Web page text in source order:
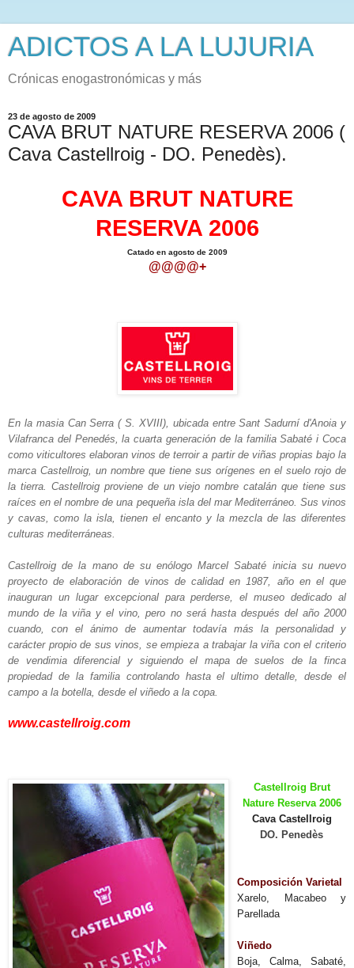
ADICTOS A LA LUJURIA
Crónicas enogastronómicas y más
23 de agosto de 2009
CAVA BRUT NATURE RESERVA 2006 (
Cava Castellroig - DO. Penedès).
CAVA BRUT NATURE
RESERVA 2006
Catado en agosto de 2009
@@@@+
En la masia Can Serra ( S. XVIII), ubicada entre Sant Sadurní d'Anoia y
Vilafranca del Penedés, la cuarta generación de la familia Sabaté i Coca
como viticultores elaboran vinos de terroir a partir de viñas propias bajo la
marca Castellroig, un nombre que tiene sus orígenes en el suelo rojo de
la tierra. Castellroig proviene de un viejo nombre catalán que tiene sus
raíces en el nombre de una pequeña isla del mar Mediterráneo. Sus vinos
y cavas, como la isla, tienen el encanto y la mezcla de las diferentes
culturas mediterráneas.
Castellroig de la mano de su enólogo Marcel Sabaté inicia su nuevo
proyecto de elaboración de vinos de calidad en 1987, año en el que
inauguran un lugar excepcional para perderse, el museo dedicado al
mundo de la viña y el vino, pero no será hasta después del año 2000
cuando, con el ánimo de aumentar todavía más la personalidad y
carácter propio de sus vinos, se empieza a trabajar la viña con el criterio
de vendimia diferencial y siguiendo el mapa de suelos de la finca
propiedad de la familia controlando hasta el ultimo detalle, desde el
campo a la botella, desde el viñedo a la copa.
www.castellroig.com
Castellroig Brut
Nature Reserva 2006
Cava Castellroig
DO. Penedès
Composición Varietal
Xarelo, Macabeo y
Parellada
Viñedo
Boja, Calma, Sabaté,